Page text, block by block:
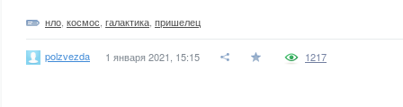
нло космос галактика пришелец
polzvezda 1 января 2021, 15:15 1217